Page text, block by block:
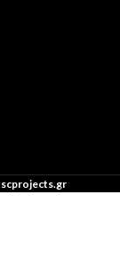
scprojects.gr